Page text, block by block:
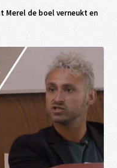
Merel de boel verneukt en